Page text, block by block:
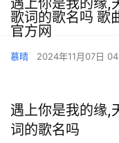
遇上你是我的缘,
歌词的歌名吗 歌
官方网
慕晴 2024年11月07日
遇上你是我的缘,
词的歌名吗